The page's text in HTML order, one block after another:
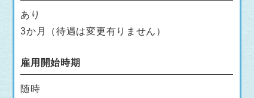
あり
3か月（待遇は変更有りません）
雇用開始時期
随時